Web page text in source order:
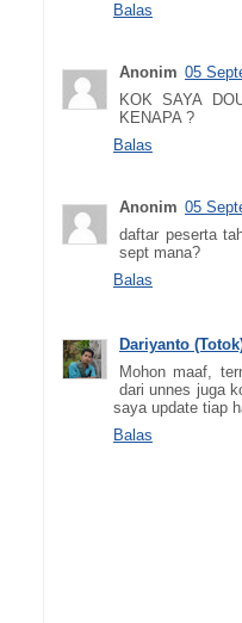
Balas
Anonim 05
KOK SAYA
KENAPA ?
Balas
Anonim 05
daftar peserta
sept mana?
Balas
Dariyanto
Mohon maaf,
dari unnes juga
saya update tiap
Balas